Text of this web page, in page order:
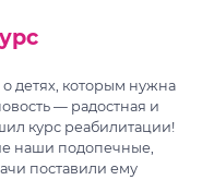
детях, которым нужна
— радостная и
курс реабилитации!
наши подопечные,
поставили ему